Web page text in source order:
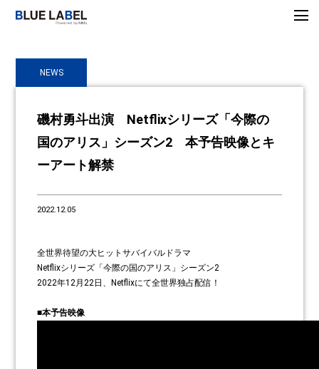
磯村勇斗出演 Netflixシリーズ「今際の
国のアリス」シーズン2 本予告映像とキ
ーアート解禁
2022.12.05
全世界待望の大ヒットサバイバルドラマ
Netflixシリーズ「今際の国のアリス」シーズン2
2022年12月22日、Netflixにて全世界独占配信！
​■本予告映像
NEWS